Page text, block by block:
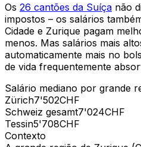
Os 26 cantões da Suíça não
impostos – os salários
Cidade e Zurique pagam
menos. Mas salários mais
automaticamente mais no
de vida frequentemente
Salário mediano por grande
Zürich7'502CHF
Schweiz gesamt7'024CHF
Tessin5'708CHF
Contexto